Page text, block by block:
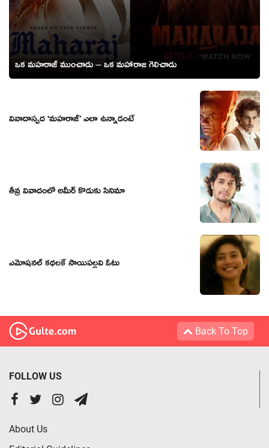
ఒక మహరాజ్ ముంచాడు – ఒక మహారాజ గెలిచాడు
వివాదాస్పద ‘మహరాజ్’ ఎలా ఉన్నాడంటే
తీవ్ర వివాదంలో అమీర్ కొడుకు సినిమా
ఎమోషనల్ కథలకే సాయిపల్లవి ఓటు
Back To Top
FOLLOW US
About Us